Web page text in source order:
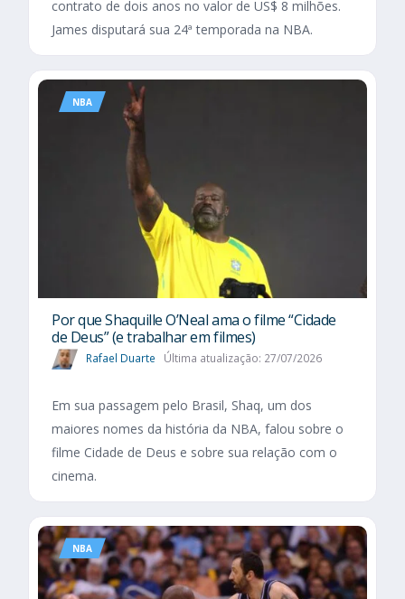
contrato de dois anos no valor de US$ 8 milhões.
James disputará sua 24ª temporada na NBA.
NBA
Por que Shaquille O’Neal ama o filme “Cidade
de Deus” (e trabalhar em filmes)
Rafael Duarte Última atualização: 27/07/2026
Em sua passagem pelo Brasil, Shaq, um dos
maiores nomes da história da NBA, falou sobre o
filme Cidade de Deus e sobre sua relação com o
cinema.
NBA